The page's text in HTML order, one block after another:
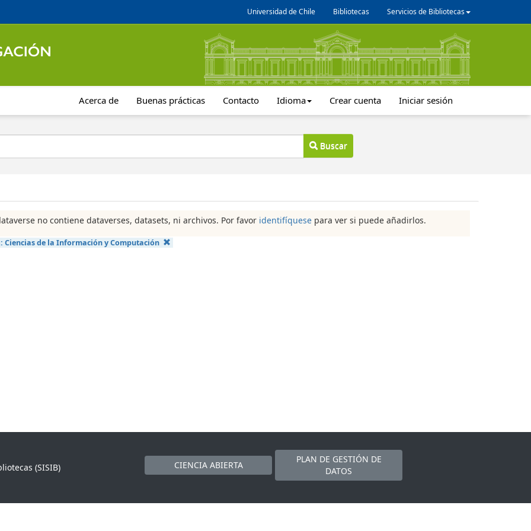
Universidad de Chile Bibliotecas Servicios de Bibliotecas
Acerca de Buenas prácticas Contacto Idioma Crear cuenta Iniciar sesión
Buscar
no contiene dataverses, datasets, ni archivos. Por favor identifíquese para ver si puede añadirlos.
Ciencias de la Información y Computación
(SISIB)
CIENCIA ABIERTA
PLAN DE GESTIÓN DE
DATOS